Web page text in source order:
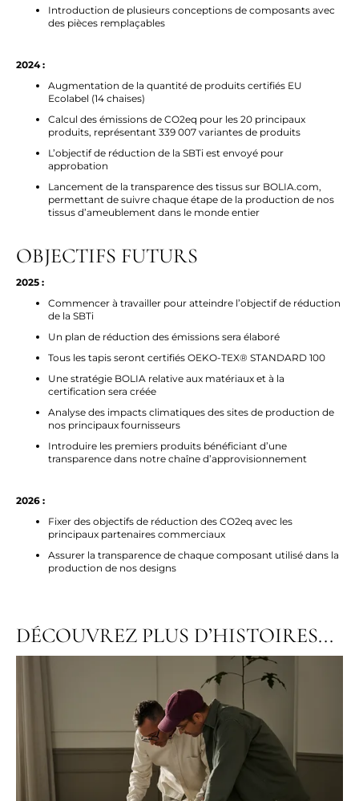
Introduction de plusieurs conceptions de composants avec
des pièces remplaçables
2024 :
Augmentation de la quantité de produits certifiés EU
Ecolabel (14 chaises)
Calcul des émissions de CO2eq pour les 20 principaux
produits, représentant 339 007 variantes de produits
L’objectif de réduction de la SBTi est envoyé pour
approbation
Lancement de la transparence des tissus sur BOLIA.com,
permettant de suivre chaque étape de la production de nos
tissus d’ameublement dans le monde entier
OBJECTIFS FUTURS
2025 :
Commencer à travailler pour atteindre l’objectif de réduction
de la SBTi
Un plan de réduction des émissions sera élaboré
Tous les tapis seront certifiés OEKO-TEX® STANDARD 100
Une stratégie BOLIA relative aux matériaux et à la
certification sera créée
Analyse des impacts climatiques des sites de production de
nos principaux fournisseurs
Introduire les premiers produits bénéficiant d’une
transparence dans notre chaîne d’approvisionnement
2026 :
Fixer des objectifs de réduction des CO2eq avec les
principaux partenaires commerciaux
Assurer la transparence de chaque composant utilisé dans la
production de nos designs
DÉCOUVREZ PLUS D’HISTOIRES...